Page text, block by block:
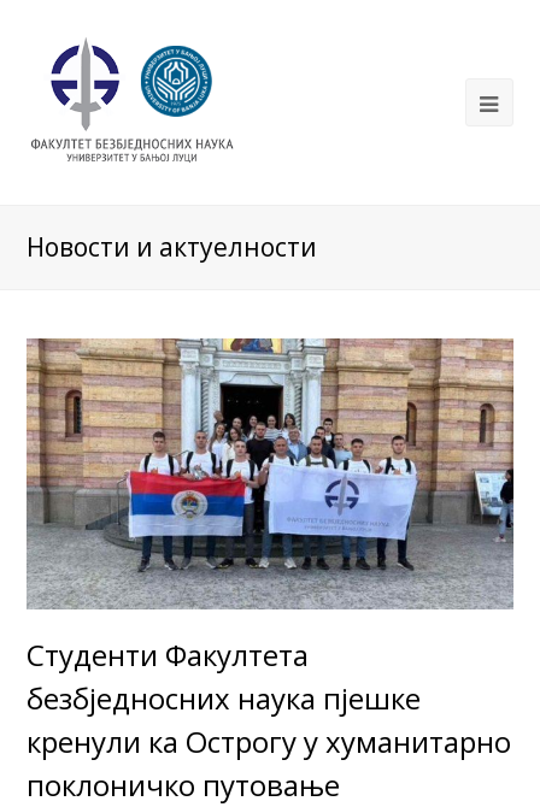
Новости и актуелности
Студенти Факултета
безбједносних наука пјешке
кренули ка Острогу у хуманитарно
поклоничко путовање